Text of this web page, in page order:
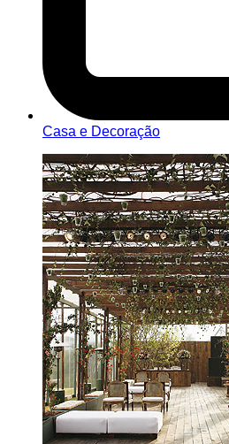
Casa e Decoração